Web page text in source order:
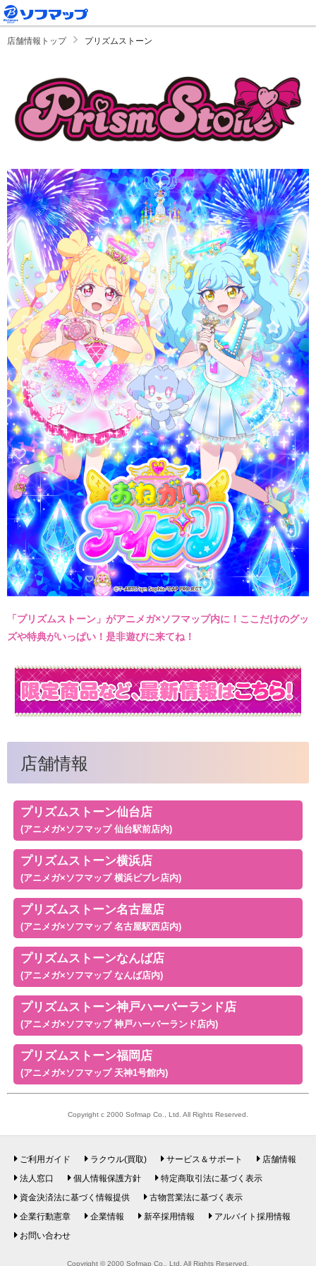
店舗情報トップ プリズムストーン
「プリズムストーン」がアニメガ×ソフマップ内に！ ここだけのグッ
ズや特典がいっぱい！是非遊びに来てね！
店舗情報
プリズムストーン仙台店
(アニメガ×ソフマップ 仙台駅前店内)
プリズムストーン横浜店
(アニメガ×ソフマップ 横浜ビブレ店内)
プリズムストーン名古屋店
(アニメガ×ソフマップ 名古屋駅西店内)
プリズムストーンなんば店
(アニメガ×ソフマップ なんば店内)
プリズムストーン神戸ハーバーランド店
(アニメガ×ソフマップ 神戸ハーバーランド店内)
プリズムストーン福岡店
(アニメガ×ソフマップ 天神1号館内)
Copyright c 2000 Sofmap Co., Ltd. All Rights Reserved.
ご利用ガイド ラクウル(買取) サービス＆サポート
店舗情報
法人窓口
個人情報保護方針
特定商取引法に基づく表示
資金決済法に基づく情報提供
古物営業法に基づく表示
企業行動憲章
企業情報 新卒採用情報
アルバイト採用情報
お問い合わせ
Copyright © 2000 Sofmap Co., Ltd. All Rights Reserved.